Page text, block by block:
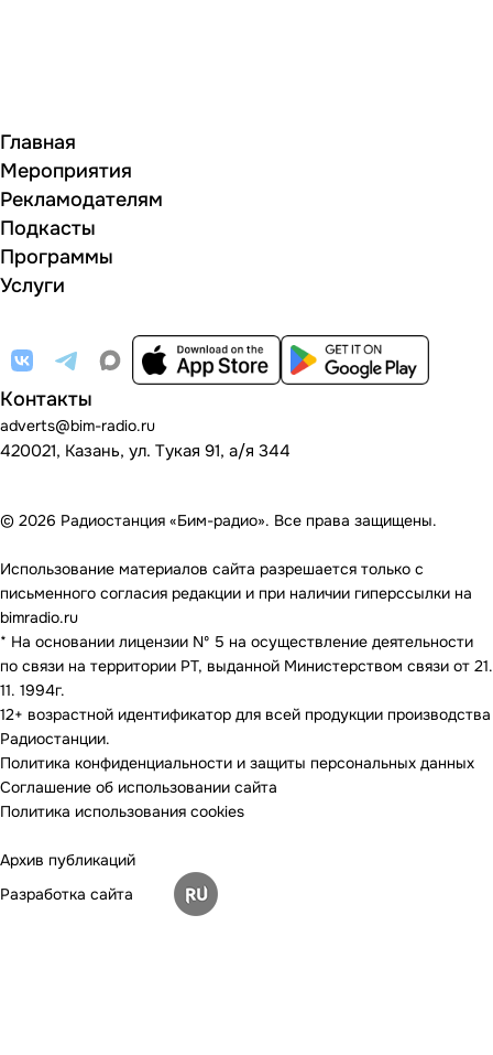
Главная
Мероприятия
Рекламодателям
Подкасты
Программы
Услуги
Контакты
adverts@bim-radio.ru
420021, Казань, ул. Тукая 91, а/я 344
© 2026 Радиостанция «Бим-радио». Все права защищены.
Использование материалов сайта разрешается только с
письменного согласия редакции и при наличии гиперссылки на
bimradio.ru
* На основании лицензии Nº 5 на осуществление деятельности
по связи на территории РТ, выданной Министерством связи от 21.
11. 1994г.
12+ возрастной идентификатор для всей продукции производства
Радиостанции.
Политика конфиденциальности и защиты персональных данных
Соглашение об использовании сайта
Политика использования cookies
Архив публикаций
Разработка сайта